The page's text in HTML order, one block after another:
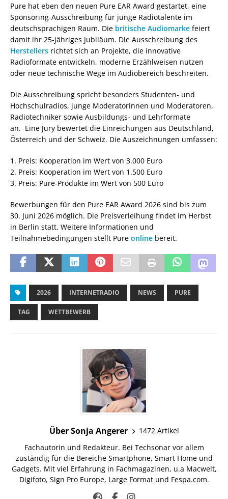
Pure hat eben den neuen Pure EAR Award gestartet, eine
Sponsoring-Ausschreibung für junge Radiotalente im
deutschsprachigen Raum. Die britische Audiomarke feiert
damit ihr 25-jähriges Jubiläum. Die Ausschreibung des
Herstellers richtet sich an Projekte, die innovative
Radioformate entwickeln, moderne Erzählweisen nutzen
oder neue technische Wege im Audiobereich beschreiten.
Die Ausschreibung spricht besonders Studenten- und
Hochschulradios, junge Moderatorinnen und Moderatoren,
Radiotechniker sowie Ausbildungs- und Lehrformate
an. Eine Jury bewertet die Einreichungen aus Deutschland,
Österreich und der Schweiz. Die Auszeichnungen umfassen:
1. Preis: Kooperation im Wert von 3.000 Euro
2. Preis: Kooperation im Wert von 1.500 Euro
3. Preis: Pure-Produkte im Wert von 500 Euro
Bewerbungen für den Pure EAR Award 2026 sind bis zum
30. Juni 2026 möglich. Die Preisverleihung findet im Herbst
in Berlin statt. Weitere Informationen und
Teilnahmebedingungen stellt Pure online bereit.
2026 INTERNETRADIO NEWS PURE
TAG WETTBEWERB
Über Sonja Angerer
1472 Artikel
Fachautorin und Redakteur. Bei Techsonar vor allem
zuständig für die Bereiche Smartphone, Smart Home und
Gadgets. Mit viel Erfahrung in Fachmagazinen, u.a Macwelt,
Digifoto, Sign Pro Europe, Large Format und Fespa.com.